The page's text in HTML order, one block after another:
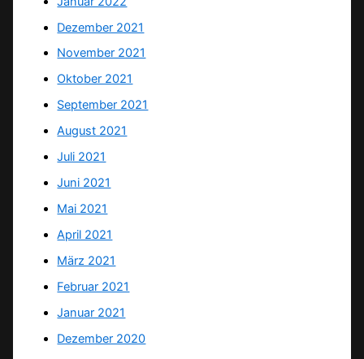
Dezember 2021
November 2021
Oktober 2021
September 2021
August 2021
Juli 2021
Juni 2021
Mai 2021
April 2021
März 2021
Februar 2021
Januar 2021
Dezember 2020